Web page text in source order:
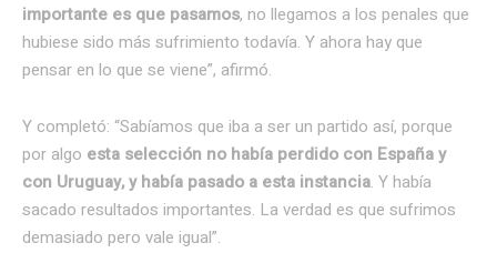
importante es que pasamos, no llegamos a los penales que
hubiese sido más sufrimiento todavía. Y ahora hay que
pensar en lo que se viene”, afirmó.
Y completó: “Sabíamos que iba a ser un partido así, porque
por algo esta selección no había perdido con España y
con Uruguay, y había pasado a esta instancia. Y había
sacado resultados importantes. La verdad es que sufrimos
demasiado pero vale igual”.